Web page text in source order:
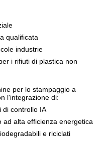
qualificata
industrie
i rifiuti di plastica non
per lo stampaggio a
l'integrazione di:
di controllo IA
ad alta efficienza energetica
e riciclati